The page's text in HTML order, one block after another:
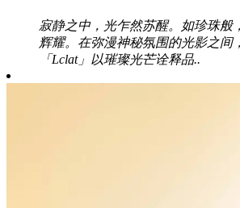
寂静之中，光乍然苏醒。如珍珠般
辉耀。在弥漫神秘氛围的光影之间
「Lclat」以璀璨光芒诠释品..